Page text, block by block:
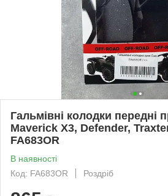
Гальмівні колодки передні
Maverick X3, Defender,
FA683OR
В наявності
Код: FA683OR
Роздріб